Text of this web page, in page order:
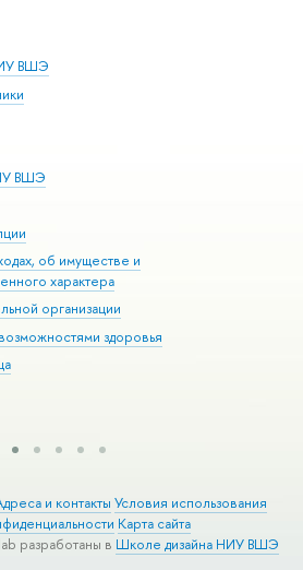
ВШЭ
ВШЭ
об имуществе и
характера
организации
здоровья
и контакты Условия использования
Карта сайта
разработаны в Школе дизайна НИУ ВШЭ